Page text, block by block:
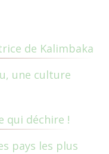
de Kalimbaka
une culture
qui déchire !
pays les plus